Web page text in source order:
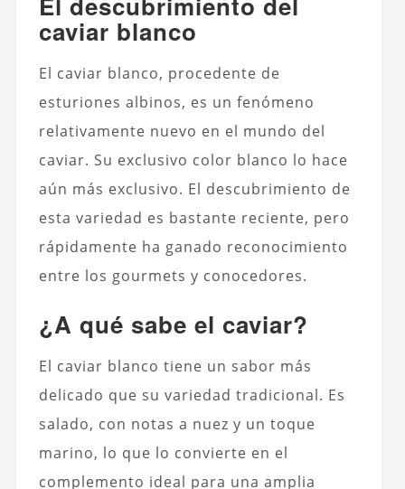
caviar blanco
El caviar blanco, procedente de
esturiones albinos, es un fenómeno
relativamente nuevo en el mundo del
caviar. Su exclusivo color blanco lo hace
aún más exclusivo. El descubrimiento de
esta variedad es bastante reciente, pero
rápidamente ha ganado reconocimiento
entre los gourmets y conocedores.
¿A qué sabe el caviar?
El caviar blanco tiene un sabor más
delicado que su variedad tradicional. Es
salado, con notas a nuez y un toque
marino, lo que lo convierte en el
complemento ideal para una amplia